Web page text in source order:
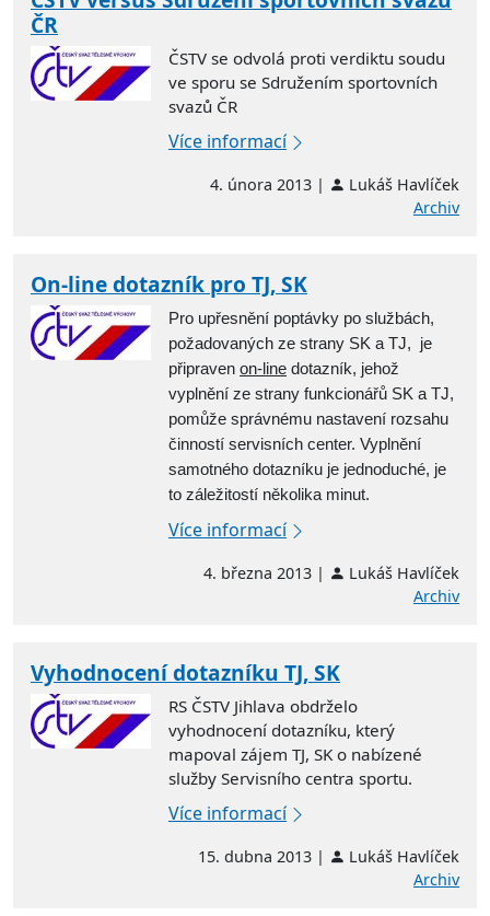
ČR
ČSTV se odvolá proti verdiktu soudu
ve sporu se Sdružením sportovních
svazů ČR
Více informací
4. února 2013 |
Lukáš Havlíček
Archiv
On-line dotazník pro TJ, SK
Pro upřesnění poptávky po službách,
požadovaných ze strany SK a TJ, je
připraven on-line dotazník, jehož
vyplnění ze strany funkcionářů SK a TJ,
pomůže správnému nastavení rozsahu
činností servisních center. Vyplnění
samotného dotazníku je jednoduché, je
to záležitostí několika minut.
Více informací
4. března 2013 |
Lukáš Havlíček
Archiv
Vyhodnocení dotazníku TJ, SK
RS ČSTV Jihlava obdrželo
vyhodnocení dotazníku, který
mapoval zájem TJ, SK o nabízené
služby Servisního centra sportu.
Více informací
15. dubna 2013 |
Lukáš Havlíček
Archiv